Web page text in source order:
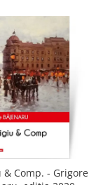
& Comp. - Grigore